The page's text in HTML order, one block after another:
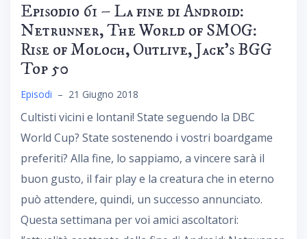
Episodio 61 – La fine di Android:
Netrunner, The World of SMOG:
Rise of Moloch, Outlive, Jack’s BGG
Top 50
Episodi – 21 Giugno 2018
Cultisti vicini e lontani! State seguendo la DBC
World Cup? State sostenendo i vostri boardgame
preferiti? Alla fine, lo sappiamo, a vincere sarà il
buon gusto, il fair play e la creatura che in eterno
può attendere, quindi, un successo annunciato.
Questa settimana per voi amici ascoltatori: